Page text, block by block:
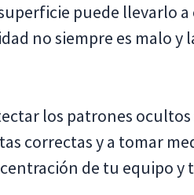
puede llevarlo
no siempre es malo y
los patrones
correctas y a tomar
de tu equipo y